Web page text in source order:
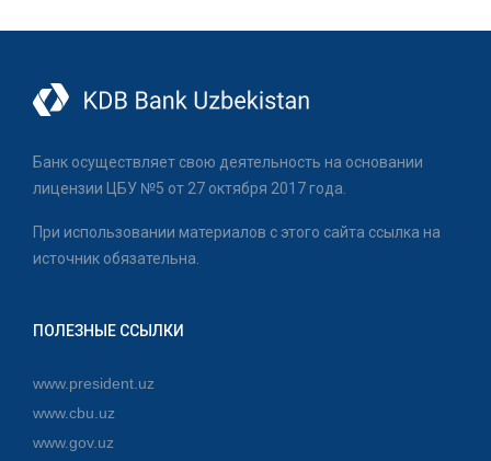
Банк осуществляет свою деятельность на основании
лицензии ЦБУ №5 от 27 октября 2017 года.
При использовании материалов с этого сайта ссылка на
источник обязательна.
ПОЛЕЗНЫЕ ССЫЛКИ
www.president.uz
www.cbu.uz
www.gov.uz